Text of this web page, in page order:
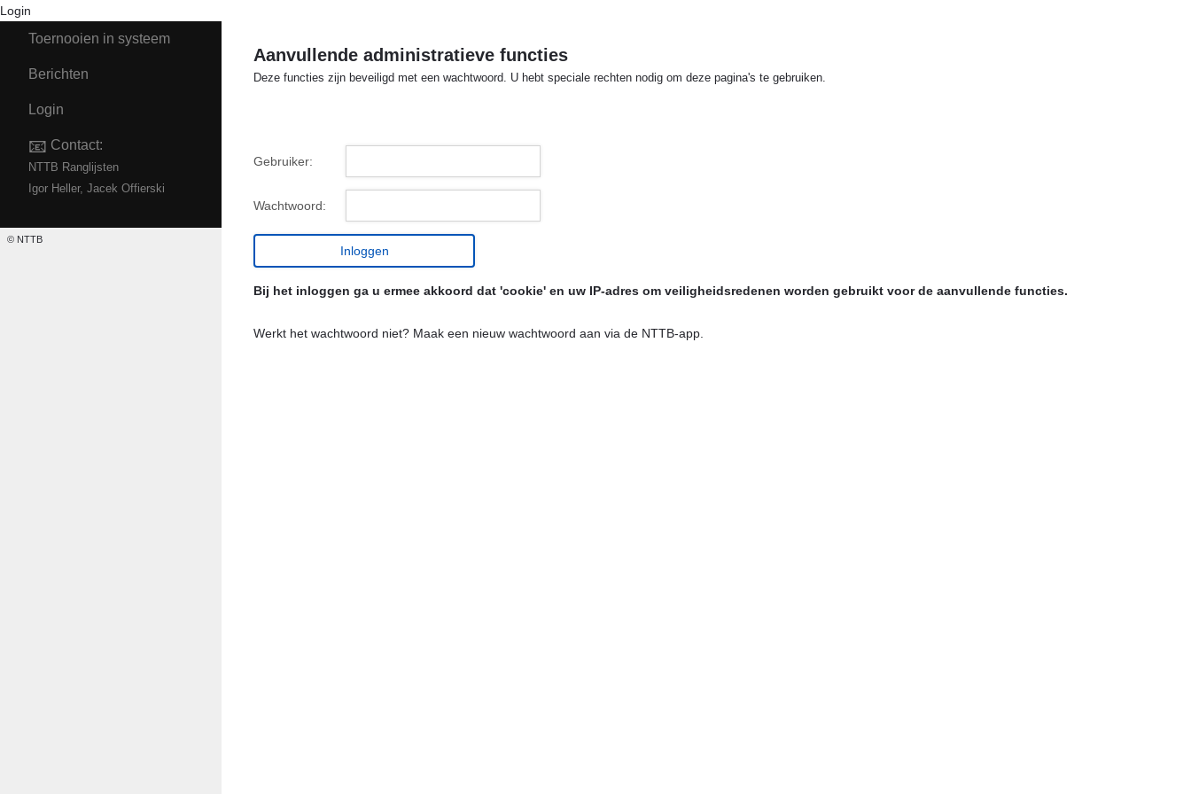
Login
Toernooien in systeem
Berichten
Login
📧 Contact:
NTTB Ranglijsten
Igor Heller, Jacek Offierski
© NTTB
Aanvullende administratieve functies
Deze functies zijn beveiligd met een wachtwoord. U hebt speciale rechten nodig om deze pagina's te gebruiken.
Gebruiker:
Wachtwoord:
Bij het inloggen ga u ermee akkoord dat 'cookie' en uw IP-adres om veiligheidsredenen worden gebruikt voor de aanvullende functies.
Werkt het wachtwoord niet? Maak een nieuw wachtwoord aan via de NTTB-app.